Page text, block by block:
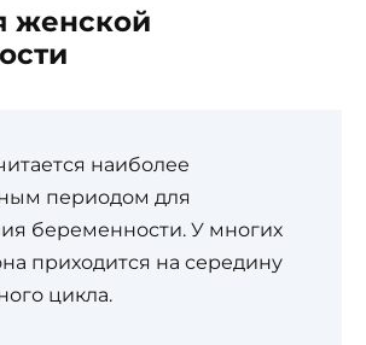
женской
наиболее
периодом для
беременности. У многих
приходится на середину
цикла.